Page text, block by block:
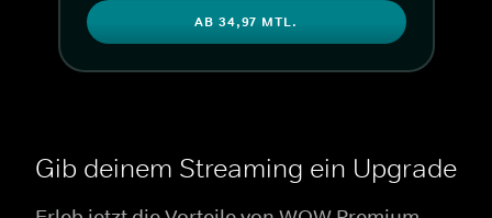
AB 34,97 MTL.
Gib deinem Streaming ein Upgrade